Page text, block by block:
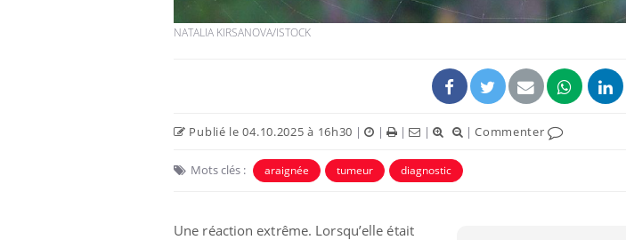
NATALIA KIRSANOVA/ISTOCK
Publié le 04.10.2025 à 16h30 | | | | |Commenter
Mots clés : araignée tumeur diagnostic
Une réaction extrême. Lorsqu’elle était